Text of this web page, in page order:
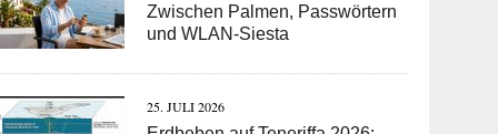
Zwischen Palmen, Passwörtern
und WLAN-Siesta
25. JULI 2026